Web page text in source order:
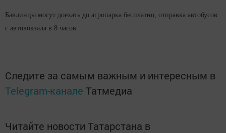
Бавлинцы могут доехать до агропарка бесплатно, отправка автобусов
с автовокзала в 8 часов.
Следите за самым важным и интересным в
Telegram-канале Татмедиа
Читайте новости Татарстана в